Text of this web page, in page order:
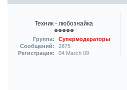
Техник - любознайка
Группа:
Супермодераторы
Сообщений:
2875
Регистрация:
04 March 09